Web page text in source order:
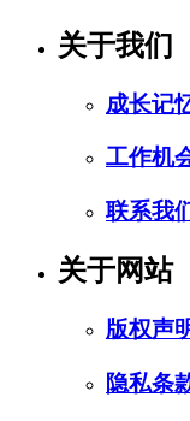
关于我们
成长记
工作机
联系我
关于网站
版权声
隐私条